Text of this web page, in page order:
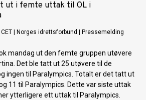
ut i femte uttak til OL i
Norges idrettsforbund Pressemelding
mandag ut den femte gruppen utøvere
Det ble tatt ut 25 utøvere til de
ingen til Paralympics. Totalt er det tatt ut
11 til Paralympics. Dette var siste uttak
ytterligere ett uttak til Paralympics.